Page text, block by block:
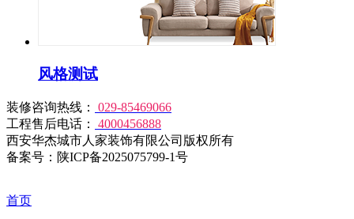
风格测试
装修咨询热线：
029-85469066
工程售后电话：
4000456888
西安华杰城市人家装饰有限公司版权所有
备案号：陕ICP备2025075799-1号
首页